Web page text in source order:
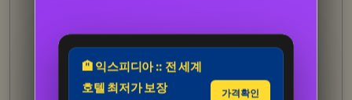
🏨 익스피디아 :: 전 세계
호텔 최저가 보장
가격확인